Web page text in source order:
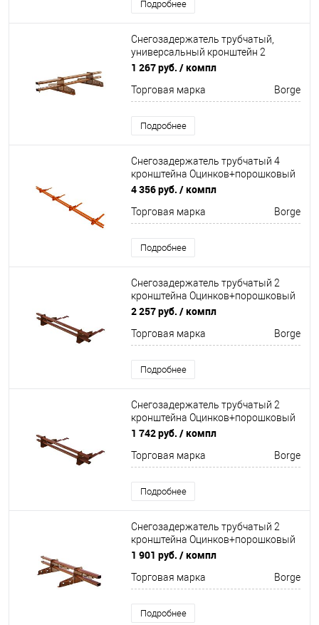
Подробнее
Снегозадержатель трубчатый,
универсальный кронштейн 2
кронштейна Оцинков+порошковый
1 267 руб. / компл
Торговая марка Borge
Подробнее
Снегозадержатель трубчатый 4
кронштейна Оцинков+порошковый
окрас 3000мм Borge
4 356 руб. / компл
Торговая марка Borge
Подробнее
Снегозадержатель трубчатый 2
кронштейна Оцинков+порошковый
окрас 1500мм Borge
2 257 руб. / компл
Торговая марка Borge
Подробнее
Снегозадержатель трубчатый 2
кронштейна Оцинков+порошковый
окрас 1500мм Borge
1 742 руб. / компл
Торговая марка Borge
Подробнее
Снегозадержатель трубчатый 2
кронштейна Оцинков+порошковый
окрас 1500мм Borge
1 901 руб. / компл
Торговая марка Borge
Подробнее